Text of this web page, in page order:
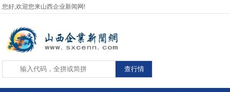
您好,欢迎您来山西企业新闻网!